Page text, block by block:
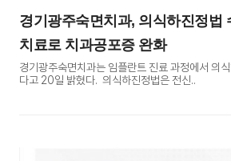
경기광주숙면치과, 의식하진정법
치료로 치과공포증 완화
경기광주숙면치과는 임플란트 진료 과정에서 의
다고 20일 밝혔다. 의식하진정법은 전신..